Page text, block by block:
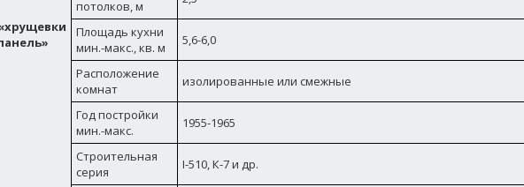
потолков, м
Площадь кухни
мин.-макс., кв. м
5,6-6,0
Расположение
комнат
изолированные или смежные
Год постройки
мин.-макс.
1955-1965
Строительная
серия
I-510, К-7 и др.